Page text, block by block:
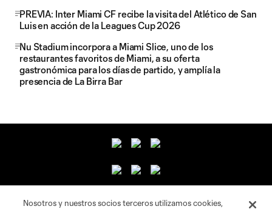
PREVIA: Inter Miami CF recibe la visita del Atlético de San
Luis en acción de la Leagues Cup 2026
Nu Stadium incorpora a Miami Slice, uno de los
restaurantes favoritos de Miami, a su oferta
gastronómica para los días de partido, y amplía la
presencia de La Birra Bar
Nosotros y nuestros socios terceros utilizamos cookies,